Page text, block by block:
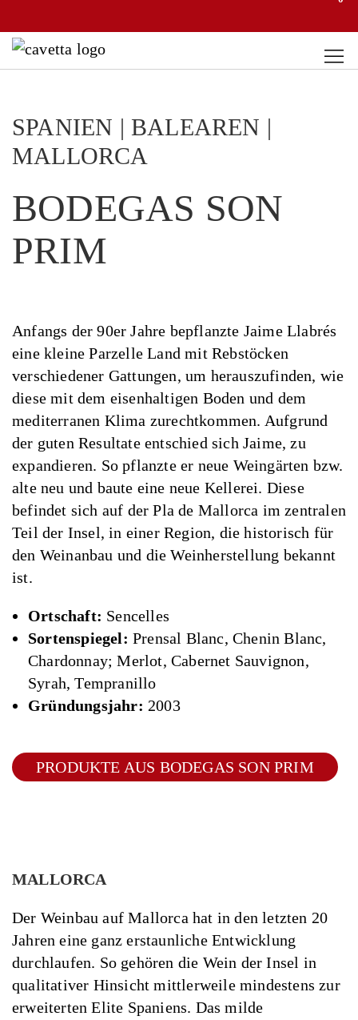
SPANIEN | BALEAREN |
MALLORCA
BODEGAS SON
PRIM
Anfangs der 90er Jahre bepflanzte Jaime Llabrés
eine kleine Parzelle Land mit Rebstöcken
verschiedener Gattungen, um herauszufinden, wie
diese mit dem eisenhaltigen Boden und dem
mediterranen Klima zurechtkommen. Aufgrund
der guten Resultate entschied sich Jaime, zu
expandieren. So pflanzte er neue Weingärten bzw.
alte neu und baute eine neue Kellerei. Diese
befindet sich auf der Pla de Mallorca im zentralen
Teil der Insel, in einer Region, die historisch für
den Weinanbau und die Weinherstellung bekannt
ist.
Ortschaft: Sencelles
Sortenspiegel: Prensal Blanc, Chenin Blanc,
Chardonnay; Merlot, Cabernet Sauvignon,
Syrah, Tempranillo
Gründungsjahr: 2003
PRODUKTE AUS BODEGAS SON PRIM
MALLORCA
Der Weinbau auf Mallorca hat in den letzten 20
Jahren eine ganz erstaunliche Entwicklung
durchlaufen. So gehören die Wein der Insel in
qualitativer Hinsicht mittlerweile mindestens zur
erweiterten Elite Spaniens. Das milde